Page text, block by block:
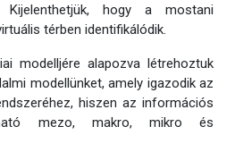
Kijelenthetjük, hogy a mostani
térben identifikálódik.
modelljére alapozva létrehoztuk
modellünket, amely igazodik az
hiszen az információs
mezo, makro, mikro és